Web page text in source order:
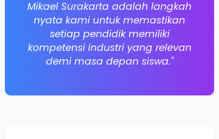
Mikael Surakarta adalah langkah
nyata kami untuk memastikan
setiap pendidik memiliki
kompetensi industri yang relevan
demi masa depan siswa."